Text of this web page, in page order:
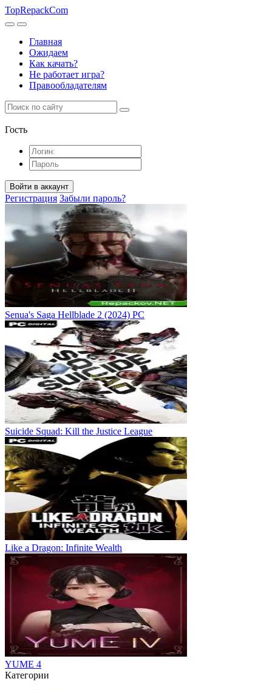
TopRepackCom
Главная
Ожидаем
Как качать?
Не работает игра?
Правообладателям
Гость
Войти в аккаунт
Регистрация Забыли пароль?
Senua's Saga Hellblade 2 (2024) PC
Suicide Squad: Kill the Justice League
Like a Dragon: Infinite Wealth
YUME 4
Категории